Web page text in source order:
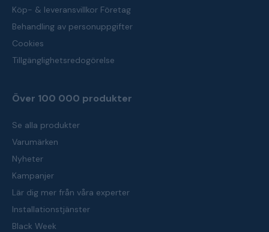
Köp- & leveransvillkor Företag
Behandling av personuppgifter
Cookies
Tillgänglighetsredogörelse
Över 100 000 produkter
Se alla produkter
Varumärken
Nyheter
Kampanjer
Lär dig mer från våra experter
Installationstjänster
Black Week